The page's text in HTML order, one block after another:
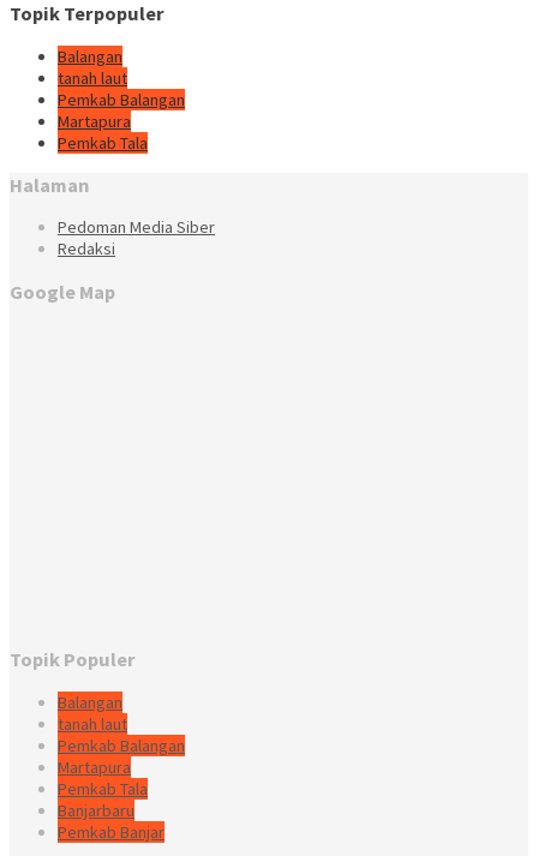
Topik Terpopuler
Balangan
tanah laut
Pemkab Balangan
Martapura
Pemkab Tala
Halaman
Pedoman Media Siber
Redaksi
Google Map
Topik Populer
Balangan
tanah laut
Pemkab Balangan
Martapura
Pemkab Tala
Banjarbaru
Pemkab Banjar